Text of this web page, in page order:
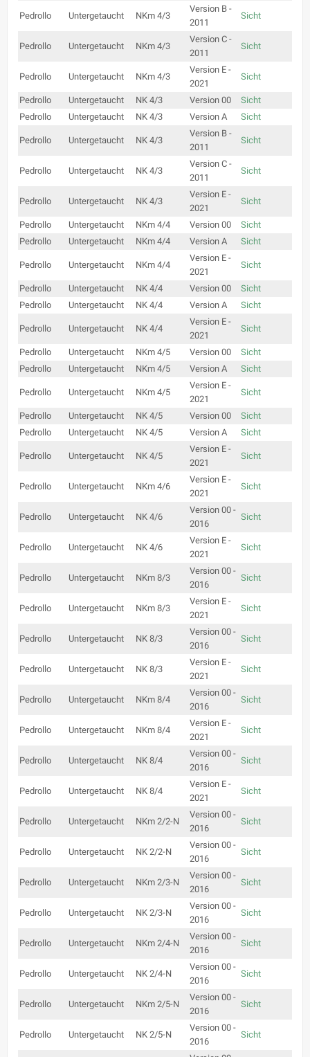
Pedrollo Untergetaucht NKm 4/3
Version B -
2011
Sicht
Pedrollo Untergetaucht NKm 4/3
Version C -
2011
Sicht
Pedrollo Untergetaucht NKm 4/3
Version E -
2021
Sicht
Pedrollo Untergetaucht NK 4/3 Version 00
Sicht
Pedrollo
Untergetaucht NK 4/3 Version A Sicht
Pedrollo Untergetaucht NK 4/3
Version B -
2011
Sicht
Pedrollo Untergetaucht NK 4/3
Version C -
2011
Sicht
Pedrollo Untergetaucht NK 4/3
Version E -
2021
Sicht
Pedrollo Untergetaucht NKm 4/4 Version 00
Sicht
Pedrollo
Untergetaucht NKm 4/4 Version A Sicht
Pedrollo Untergetaucht NKm 4/4
Version E -
2021
Sicht
Pedrollo Untergetaucht NK 4/4 Version 00
Sicht
Pedrollo
Untergetaucht NK 4/4 Version A Sicht
Pedrollo Untergetaucht NK 4/4
Version E -
2021
Sicht
Pedrollo Untergetaucht NKm 4/5 Version 00
Sicht
Pedrollo
Untergetaucht NKm 4/5 Version A Sicht
Pedrollo Untergetaucht NKm 4/5
Version E -
2021
Sicht
Pedrollo Untergetaucht NK 4/5 Version 00
Sicht
Pedrollo
Untergetaucht NK 4/5 Version A Sicht
Pedrollo Untergetaucht NK 4/5
Version E -
2021
Sicht
Pedrollo Untergetaucht NKm 4/6
Version E -
2021
Sicht
Pedrollo Untergetaucht NK 4/6
Version 00 -
2016
Sicht
Pedrollo Untergetaucht NK 4/6
Version E -
2021
Sicht
Pedrollo Untergetaucht NKm 8/3
Version 00 -
2016
Sicht
Pedrollo Untergetaucht NKm 8/3
Version E -
2021
Sicht
Pedrollo Untergetaucht NK 8/3
Version 00 -
2016
Sicht
Pedrollo Untergetaucht NK 8/3
Version E -
2021
Sicht
Pedrollo Untergetaucht NKm 8/4
Version 00 -
2016
Sicht
Pedrollo Untergetaucht NKm 8/4
Version E -
2021
Sicht
Pedrollo Untergetaucht NK 8/4
Version 00 -
2016
Sicht
Pedrollo Untergetaucht NK 8/4
Version E -
2021
Sicht
Pedrollo Untergetaucht NKm 2/2-N
Version 00 -
2016
Sicht
Pedrollo Untergetaucht NK 2/2-N
Version 00 -
2016
Sicht
Pedrollo Untergetaucht NKm 2/3-N
Version 00 -
2016
Sicht
Pedrollo Untergetaucht NK 2/3-N
Version 00 -
2016
Sicht
Pedrollo Untergetaucht NKm 2/4-N
Version 00 -
2016
Sicht
Pedrollo Untergetaucht NK 2/4-N
Version 00 -
2016
Sicht
Pedrollo Untergetaucht NKm 2/5-N
Version 00 -
2016
Sicht
Pedrollo Untergetaucht NK 2/5-N
Version 00 -
2016
Sicht